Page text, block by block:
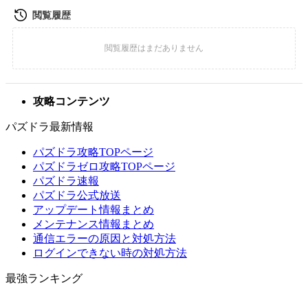
攻略コンテンツ
パズドラ最新情報
パズドラ攻略TOPページ
パズドラゼロ攻略TOPページ
パズドラ速報
パズドラ公式放送
アップデート情報まとめ
メンテナンス情報まとめ
通信エラーの原因と対処方法
ログインできない時の対処方法
最強ランキング